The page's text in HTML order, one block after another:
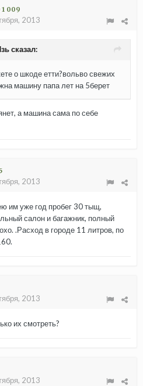
1 009
2013
сказал:
о шкоде етти?вольво свежих
машину папа лет на 5берет
а машина сама по себе
2013
им уже год пробег 30 тыщ,
салон и багажник, полный
.Расход в городе 11 литров, по
2013
их смотреть?
2013